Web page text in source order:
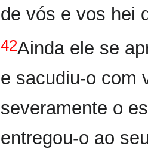
de vós e vos hei
42Ainda ele se
e sacudiu-o com
severamente o
entregou-o ao